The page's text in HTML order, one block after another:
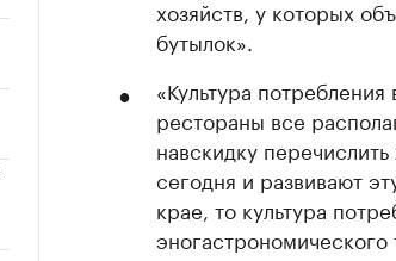
хозяйств, у которых
бутылок».
«Культура
рестораны все
навскидку
сегодня и развивают
крае, то культура
эногастрономического